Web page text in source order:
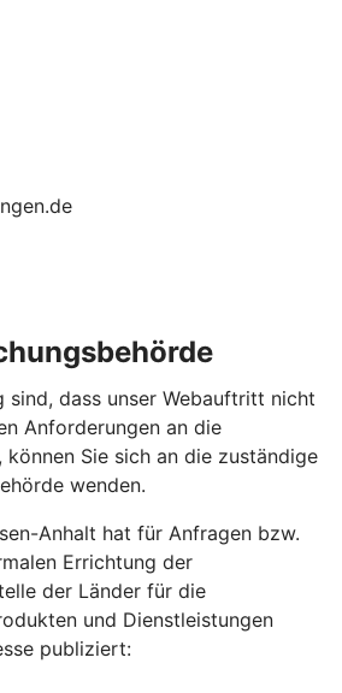
sind, dass unser Webauftritt nicht
Anforderungen an die
Sie sich an die zuständige
wenden.
Anhalt hat für Anfragen bzw.
Errichtung der
der Länder für die
und Dienstleistungen
publiziert: